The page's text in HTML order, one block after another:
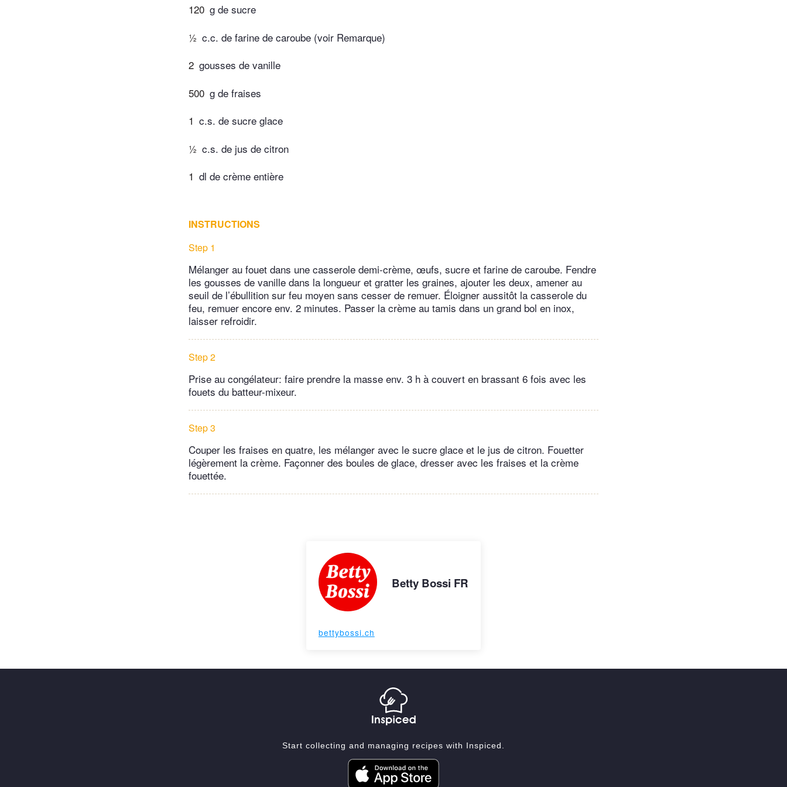
120 g de sucre
½ c.c. de farine de caroube (voir Remarque)
2 gousses de vanille
500 g de fraises
1 c.s. de sucre glace
½ c.s. de jus de citron
1 dl de crème entière
INSTRUCTIONS
Step 1
Mélanger au fouet dans une casserole demi-crème, œufs, sucre et farine de caroube. Fendre
les gousses de vanille dans la longueur et gratter les graines, ajouter les deux, amener au
seuil de l’ébullition sur feu moyen sans cesser de remuer. Éloigner aussitôt la casserole du
feu, remuer encore env. 2 minutes. Passer la crème au tamis dans un grand bol en inox,
laisser refroidir.
Step 2
Prise au congélateur: faire prendre la masse env. 3 h à couvert en brassant 6 fois avec les
fouets du batteur-mixeur.
Step 3
Couper les fraises en quatre, les mélanger avec le sucre glace et le jus de citron. Fouetter
légèrement la crème. Façonner des boules de glace, dresser avec les fraises et la crème
fouettée.
Betty Bossi FR
bettybossi.ch
Start collecting and managing recipes with Inspiced.